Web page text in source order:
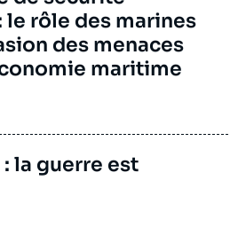
rôle des marines
des menaces
maritime
la guerre est